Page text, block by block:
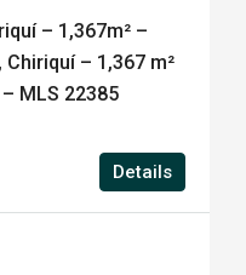
– 1,367m² –
– 1,367 m²
MLS 22385
Details